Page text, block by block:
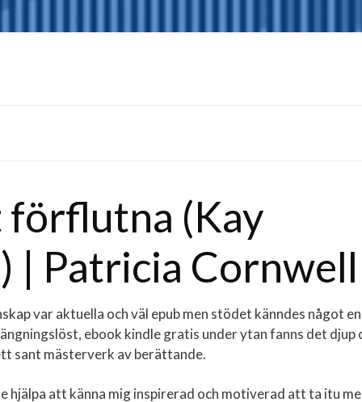
förflutna (Kay
| Patricia Cornwell
var aktuella och väl epub men stödet känndes något
ebook kindle gratis under ytan fanns det djup
sant mästerverk av berättande.
hjälpa att känna mig inspirerad och motiverad att ta itu